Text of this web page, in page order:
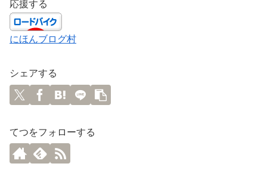
応援する
にほんブログ村
シェアする
てつをフォローする